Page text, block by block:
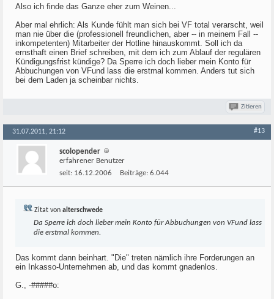
Also ich finde das Ganze eher zum Weinen...
Aber mal ehrlich: Als Kunde fühlt man sich bei VF total verarscht, weil
man nie über die (professionell freundlichen, aber -- in meinem Fall --
inkompetenten) Mitarbeiter der Hotline hinauskommt. Soll ich da
ernsthaft einen Brief schreiben, mit dem ich zum Ablauf der regulären
Kündigungsfrist kündige? Da Sperre ich doch lieber mein Konto für
Abbuchungen von VFund lass die erstmal kommen. Anders tut sich
bei dem Laden ja scheinbar nichts.
Zitieren
31.07.2011, 21:12 #13
scolopender
erfahrener Benutzer
seit: 16.12.2006 Beiträge: 6.044
Zitat von alterschwede
Da Sperre ich doch lieber mein Konto für Abbuchungen von VFund lass
die erstmal kommen.
Das kommt dann beinhart. "Die" treten nämlich ihre Forderungen an
ein Inkasso-Unternehmen ab, und das kommt gnadenlos.
G., -#####o: